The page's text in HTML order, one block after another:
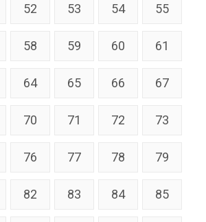
52 53 54 55
58 59 60 61
64 65 66 67
70 71 72 73
76 77 78 79
82 83 84 85